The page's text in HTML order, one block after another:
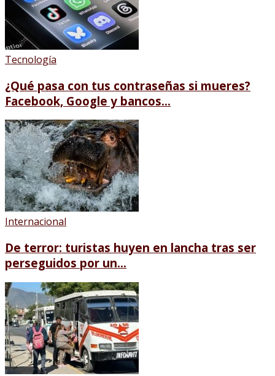
Tecnología
¿Qué pasa con tus contraseñas si mueres?
Facebook, Google y bancos...
Internacional
De terror: turistas huyen en lancha tras ser
perseguidos por un...